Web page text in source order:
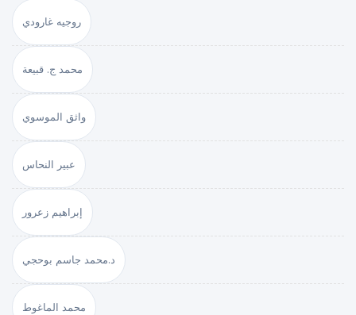
روجيه غارودي
محمد ج. قبيعة
واثق الموسوي
عبير النحاس
إبراهيم زعرور
د.محمد جاسم بوحجي
محمد الماغوط